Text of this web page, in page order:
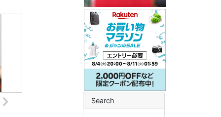
Search